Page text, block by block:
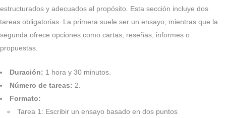
estructurados y adecuados al propósito. Esta sección incluye dos
tareas obligatorias. La primera suele ser un ensayo, mientras que la
segunda ofrece opciones como cartas, reseñas, informes o
propuestas.
Duración: 1 hora y 30 minutos.
Número de tareas: 2.
Formato:
Tarea 1: Escribir un ensayo basado en dos puntos